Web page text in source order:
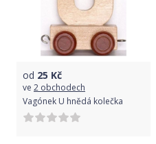
od 25 Kč
ve 2 obchodech
Vagónek U hnědá kolečka